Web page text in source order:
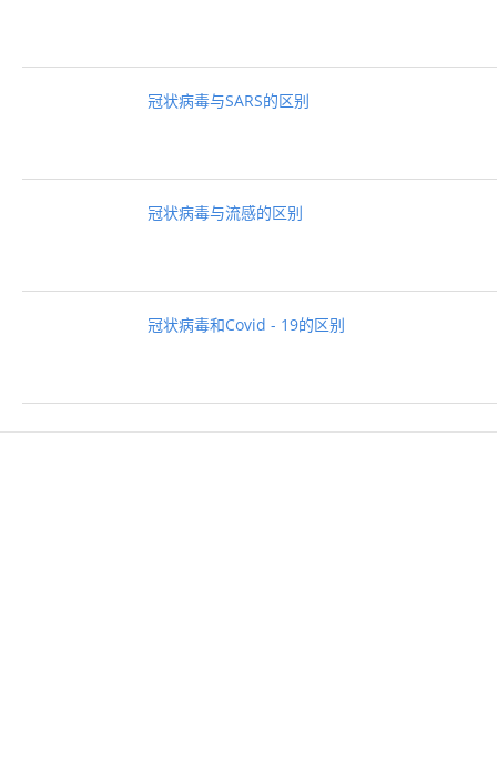
冠状病毒与SARS的区别
冠状病毒与流感的区别
冠状病毒和Covid - 19的区别